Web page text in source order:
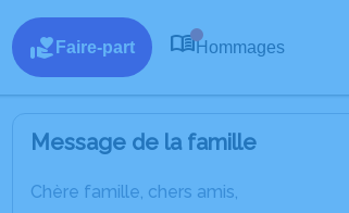
Faire-part Hommages
Message de la famille
Chère famille, chers amis,